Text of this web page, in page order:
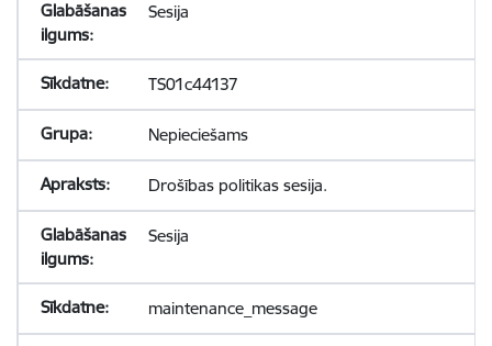
Sesija
TS01c44137
Nepieciešams
Drošības politikas sesija.
Sesija
maintenance_message